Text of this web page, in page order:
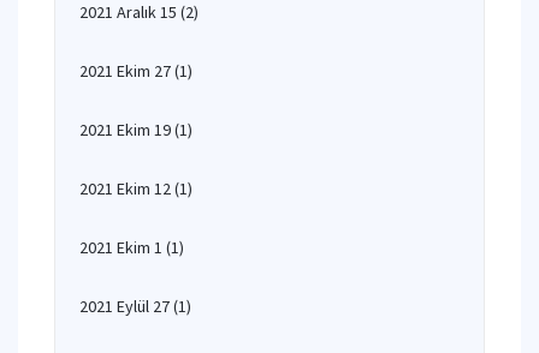
2021 Aralık 15 (2)
2021 Ekim 27(1)
2021 Ekim 19(1)
2021 Ekim 12(1)
2021 Ekim 1 (1)
2021 Eylül 27(1)